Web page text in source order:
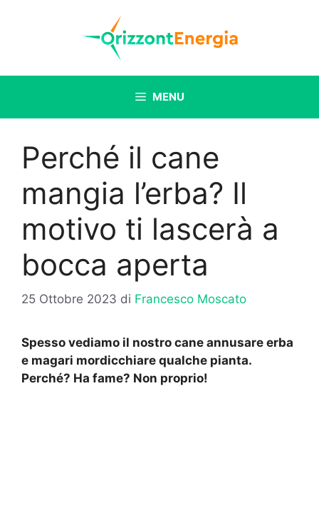
MENU
Perché il cane
mangia l’erba? Il
motivo ti lascerà a
bocca aperta
25 Ottobre 2023 di Francesco Moscato
Spesso vediamo il nostro cane annusare erba
e magari mordicchiare qualche pianta.
Perché? Ha fame? Non proprio!